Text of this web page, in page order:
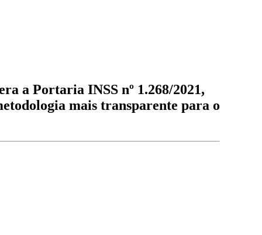
a Portaria INSS nº 1.268/2021,
mais transparente para o